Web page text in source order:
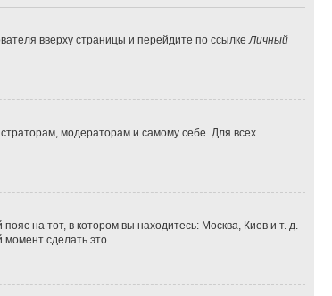
вверху страницы и перейдите по ссылкеЛичный
модераторам и самому себе. Для всех
на тот, в котором вы находитесь: Москва, Киев и т. д.
момент сделать это.